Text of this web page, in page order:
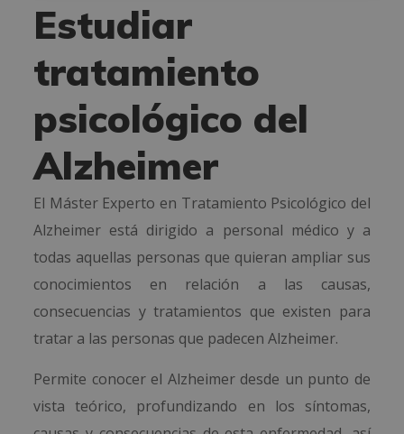
Estudiar
tratamiento
psicológico del
Alzheimer
El Máster Experto en Tratamiento Psicológico del
Alzheimer está dirigido a personal médico y a
todas aquellas personas que quieran ampliar sus
conocimientos en relación a las causas,
consecuencias y tratamientos que existen para
tratar a las personas que padecen Alzheimer.
Permite conocer el Alzheimer desde un punto de
vista teórico, profundizando en los síntomas,